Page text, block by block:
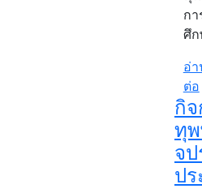
กา
ศึ
อ่
ต่อ
กิ
ทุ
จป
ป